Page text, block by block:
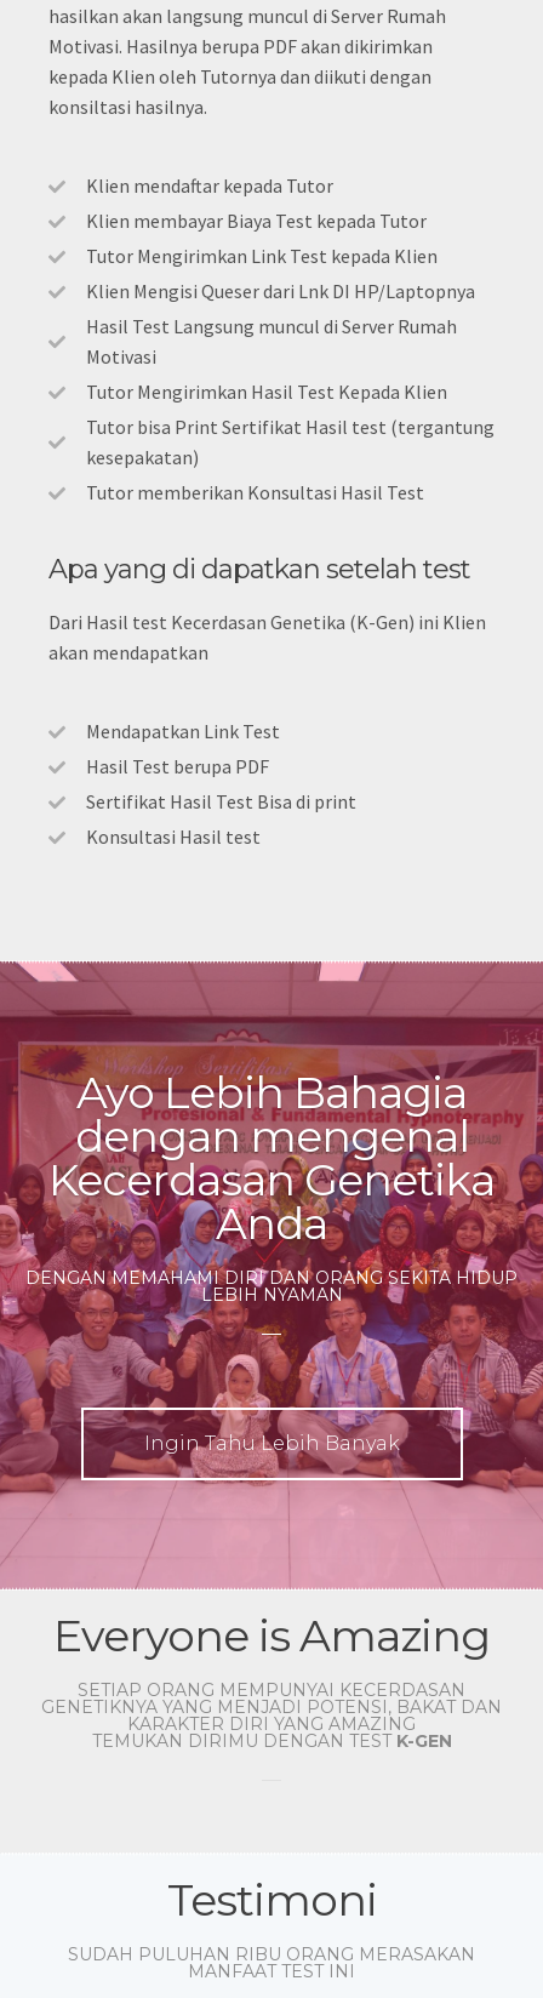
hasilkan akan langsung muncul di Server Rumah
Motivasi. Hasilnya berupa PDF akan dikirimkan
kepada Klien oleh Tutornya dan diikuti dengan
konsiltasi hasilnya.
Klien mendaftar kepada Tutor
Klien membayar Biaya Test kepada Tutor
Tutor Mengirimkan Link Test kepada Klien
Klien Mengisi Queser dari Lnk DI HP/Laptopnya
Hasil Test Langsung muncul di Server Rumah
Motivasi
Tutor Mengirimkan Hasil Test Kepada Klien
Tutor bisa Print Sertifikat Hasil test (tergantung
kesepakatan)
Tutor memberikan Konsultasi Hasil Test
Apa yang di dapatkan setelah test
Dari Hasil test Kecerdasan Genetika (K-Gen) ini Klien
akan mendapatkan
Mendapatkan Link Test
Hasil Test berupa PDF
Sertifikat Hasil Test Bisa di print
Konsultasi Hasil test
Ayo Lebih Bahagia
dengan mengenal
Kecerdasan Genetika
Anda
DENGAN MEMAHAMI DIRI DAN ORANG SEKITA HIDUP
LEBIH NYAMAN
Ingin Tahu Lebih Banyak
Everyone is Amazing
SETIAP ORANG MEMPUNYAI KECERDASAN
GENETIKNYA YANG MENJADI POTENSI, BAKAT DAN
KARAKTER DIRI YANG AMAZING
TEMUKAN DIRIMU DENGAN TEST K-GEN
Testimoni
SUDAH PULUHAN RIBU ORANG MERASAKAN
MANFAAT TEST INI